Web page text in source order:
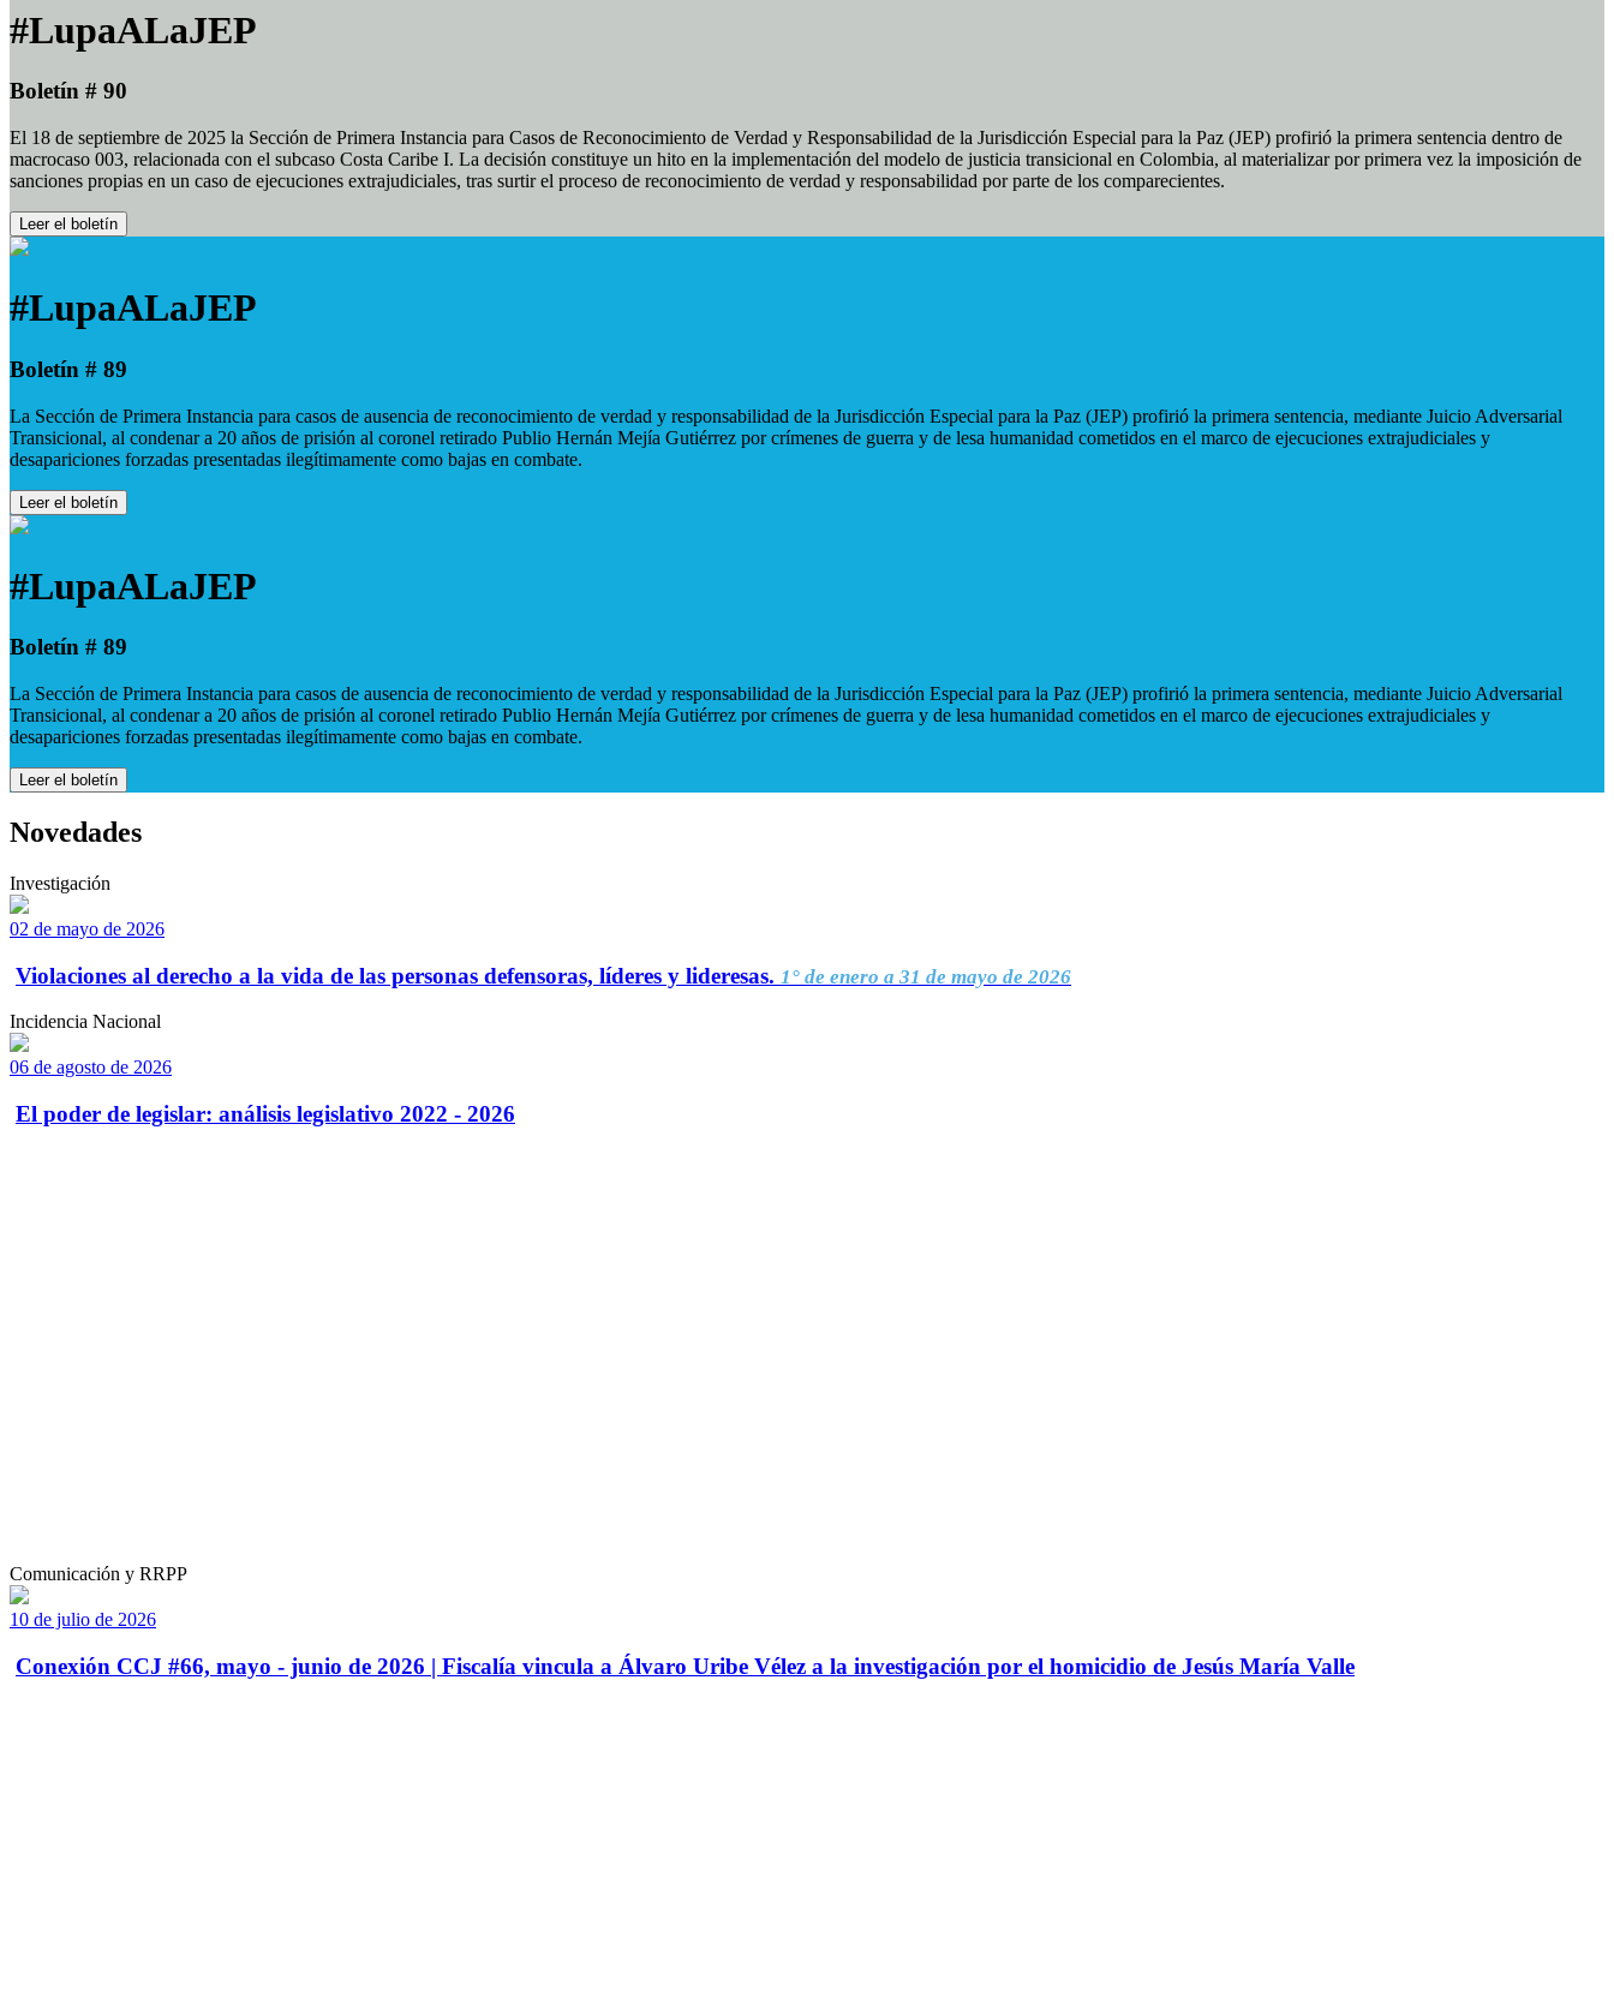
#LupaALaJEP
Boletín # 90
El 18 de septiembre de 2025 la Sección de Primera Instancia para Casos de Reconocimiento de Verdad y Responsabilidad de la Jurisdicción Especial para la Paz (JEP) profirió la primera sentencia dentro de
macrocaso 003, relacionada con el subcaso Costa Caribe I. La decisión constituye un hito en la implementación del modelo de justicia transicional en Colombia, al materializar por primera vez la imposición de
sanciones propias en un caso de ejecuciones extrajudiciales, tras surtir el proceso de reconocimiento de verdad y responsabilidad por parte de los comparecientes.
Leer el boletín
#LupaALaJEP
Boletín # 89
La Sección de Primera Instancia para casos de ausencia de reconocimiento de verdad y responsabilidad de la Jurisdicción Especial para la Paz (JEP) profirió la primera sentencia, mediante Juicio Adversarial
Transicional, al condenar a 20 años de prisión al coronel retirado Publio Hernán Mejía Gutiérrez por crímenes de guerra y de lesa humanidad cometidos en el marco de ejecuciones extrajudiciales y
desapariciones forzadas presentadas ilegítimamente como bajas en combate.
Leer el boletín
#LupaALaJEP
Boletín # 89
La Sección de Primera Instancia para casos de ausencia de reconocimiento de verdad y responsabilidad de la Jurisdicción Especial para la Paz (JEP) profirió la primera sentencia, mediante Juicio Adversarial
Transicional, al condenar a 20 años de prisión al coronel retirado Publio Hernán Mejía Gutiérrez por crímenes de guerra y de lesa humanidad cometidos en el marco de ejecuciones extrajudiciales y
desapariciones forzadas presentadas ilegítimamente como bajas en combate.
Leer el boletín
Novedades
Investigación
02 de mayo de 2026
Violaciones al derecho a la vida de las personas defensoras, líderes y lideresas. 1° de enero a 31 de mayo de 2026
Incidencia Nacional
06 de agosto de 2026
El poder de legislar: análisis legislativo 2022 - 2026
Comunicación y RRPP
10 de julio de 2026
Conexión CCJ #66, mayo - junio de 2026 | Fiscalía vincula a Álvaro Uribe Vélez a la investigación por el homicidio de Jesús María Valle